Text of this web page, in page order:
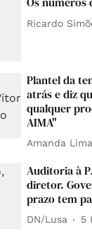
Ricardo
Plantel da
atrás e diz
qualquer
AIMA"
Amanda Lima
Auditoria à
diretor.
prazo tem
DN/Lusa 5